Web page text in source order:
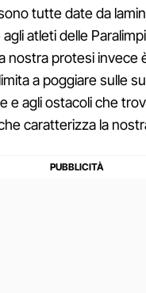
tutte date da
atleti delle
nostra protesi invece
a poggiare sulle
e agli ostacoli che
caratterizza la